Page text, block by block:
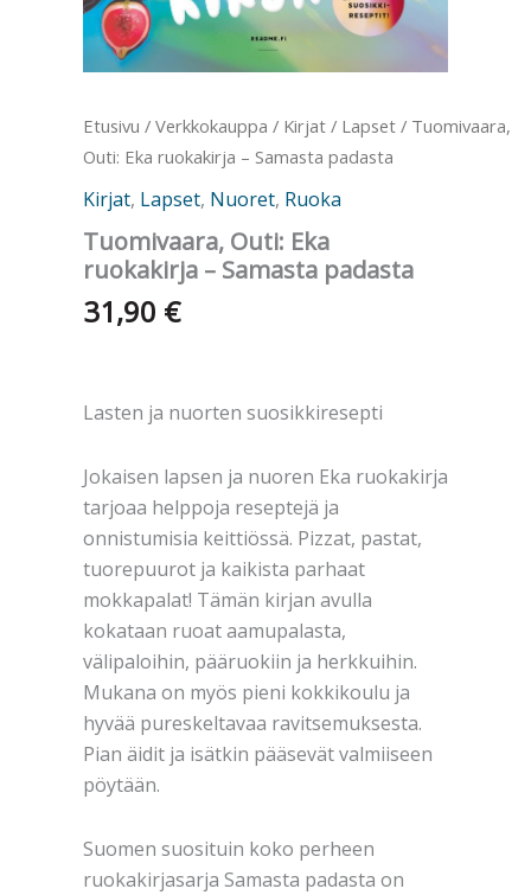
Etusivu / Verkkokauppa / Kirjat / Lapset / Tuomivaara,
Outi: Eka ruokakirja – Samasta padasta
Kirjat, Lapset, Nuoret, Ruoka
Tuomivaara, Outi: Eka
ruokakirja – Samasta padasta
31,90 €
Lasten ja nuorten suosikkiresepti
Jokaisen lapsen ja nuoren Eka ruokakirja
tarjoaa helppoja reseptejä ja
onnistumisia keittiössä. Pizzat, pastat,
tuorepuurot ja kaikista parhaat
mokkapalat! Tämän kirjan avulla
kokataan ruoat aamupalasta,
välipaloihin, pääruokiin ja herkkuihin.
Mukana on myös pieni kokkikoulu ja
hyvää pureskeltavaa ravitsemuksesta.
Pian äidit ja isätkin pääsevät valmiiseen
pöytään.
Suomen suosituin koko perheen
ruokakirjasarja Samasta padasta on